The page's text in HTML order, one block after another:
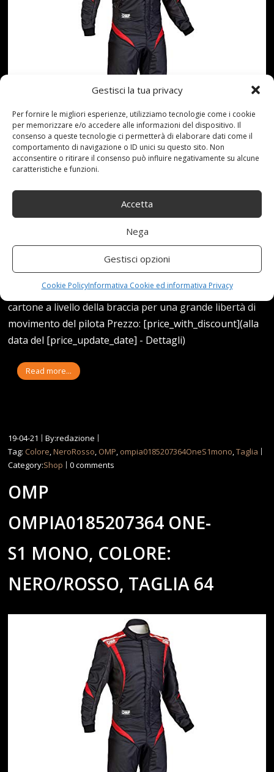
Gestisci la tua privacy
Per fornire le migliori esperienze, utilizziamo tecnologie come i cookie
per memorizzare e/o accedere alle informazioni del dispositivo. Il
consenso a queste tecnologie ci permetterà di elaborare dati come il
comportamento di navigazione o ID unici su questo sito. Non
acconsentire o ritirare il consenso può influire negativamente su alcune
caratteristiche e funzioni.
Accetta
Nega
Gestisci opzioni
Cookie PolicyInformativa Cookie ed informativa Privacy
Questo Mono OMP S1 ignifugo One è grazie all'
scimmia è in Nomex high-tech lucido con una strato
interno innóvate consente una riduzione di peso
importante; uso del sistema Dry con l' aiuto di inserti
per una maggiore traspirabilitàManiche curvadas pre e
cartone a livello della braccia per una grande libertà di
movimento del pilota Prezzo: [price_with_discount](alla
data del [price_update_date] - Dettagli)
Read more...
19-04-21
By:redazione
Tag: Colore,NeroRosso, OMP, ompia0185207364OneS1mono,Taglia
Category:Shop 0 comments
OMP
OMPIA0185207364 ONE-
S1 MONO, COLORE:
NERO/ROSSO, TAGLIA 64